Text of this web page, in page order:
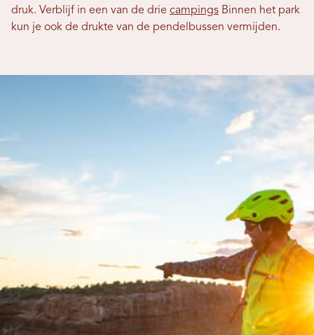
druk. Verblijf in een van de drie campings Binnen het park
kun je ook de drukte van de pendelbussen vermijden.